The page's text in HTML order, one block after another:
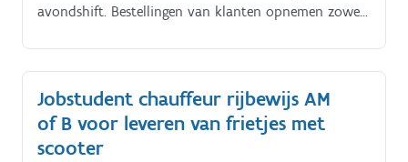
avondshift. Bestellingen van klanten opnemen zowel
Jobstudent chauffeur rijbewijs AM
of B voor leveren van frietjes met
scooter